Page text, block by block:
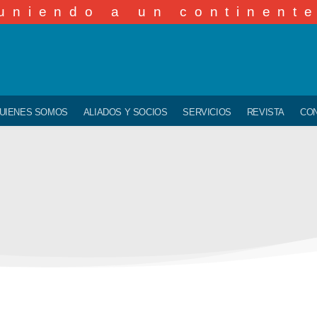
a un continente
SOMOS ALIADOS Y SOCIOS SERVICIOS REVISTA